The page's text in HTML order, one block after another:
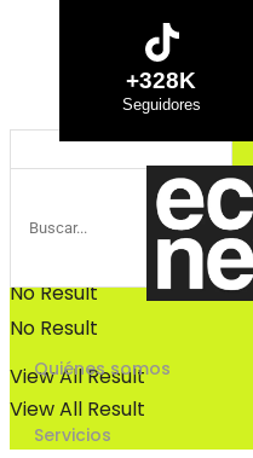
Bosques
No Result
View All Result
Océanos
Bosques
No Result
View All Result
+328K
Quiénes somos
Servicios